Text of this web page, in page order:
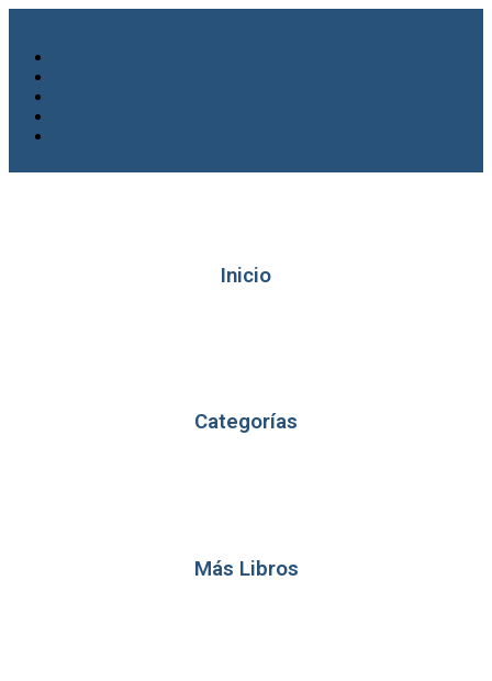
Inicio
Categorías
Más Libros